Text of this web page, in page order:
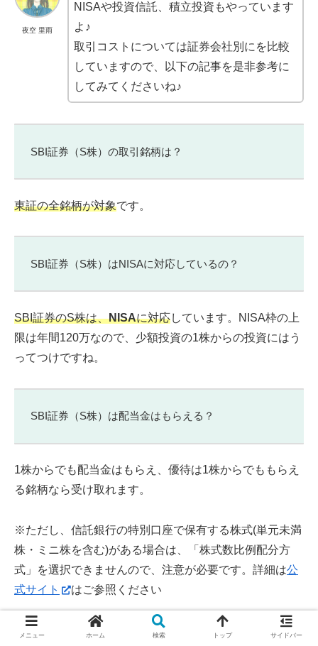
夜空 里雨
NISAや投資信託、積立投資もやっています
よ♪
取引コストについては証券会社別にを比較
していますので、以下の記事を是非参考に
してみてくださいね♪
SBI証券（S株）の取引銘柄は？
東証の全銘柄が対象です。
SBI証券（S株）はNISAに対応しているの？
SBI証券のS株は、NISAに対応しています。NISA枠の上
限は年間120万なので、少額投資の1株からの投資にはう
ってつけですね。
SBI証券（S株）は配当金はもらえる？
1株からでも配当金はもらえ、優待は1株からでももらえ
る銘柄なら受け取れます。
※ただし、信託銀行の特別口座で保有する株式(単元未満
株・ミニ株を含む)がある場合は、「株式数比例配分方
式」を選択できませんので、注意が必要です。詳細は公
式サイト
はご参照ください
＼ S株の買付コストが無料 ／
メニュー ホーム 検索 トップ サイドバー